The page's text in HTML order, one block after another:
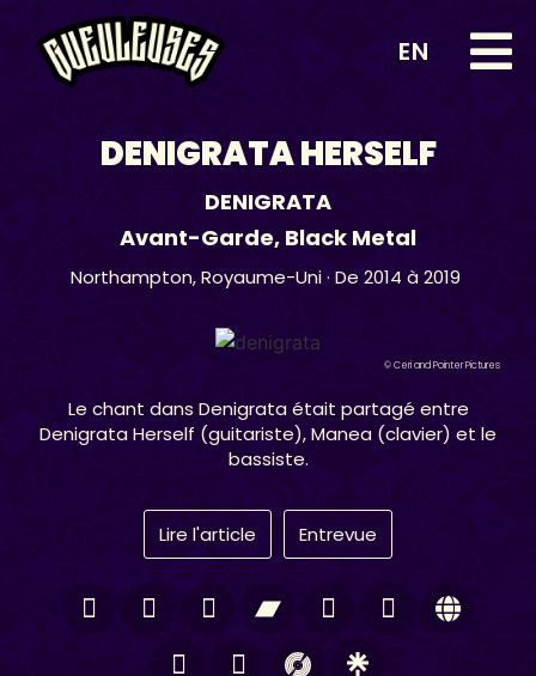
EN
DENIGRATA HERSELF
DENIGRATA
Avant-Garde, Black Metal
Northampton,Royaume-Uni· De 2014 à 2019
© Ceri and Pointer Pictures
Le chant dans Denigrata était partagé entre
Denigrata Herself (guitariste), Manea (clavier) et le
bassiste.
Lire l'article Entrevue